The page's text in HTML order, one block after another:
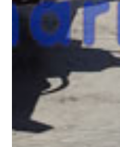
directo contigo.